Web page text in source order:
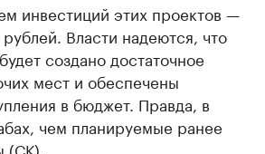
инвестиций этих проектов —
Власти надеются, что
создано достаточное
мест и обеспечены
в бюджет. Правда, в
чем планируемые ранее
(СК).